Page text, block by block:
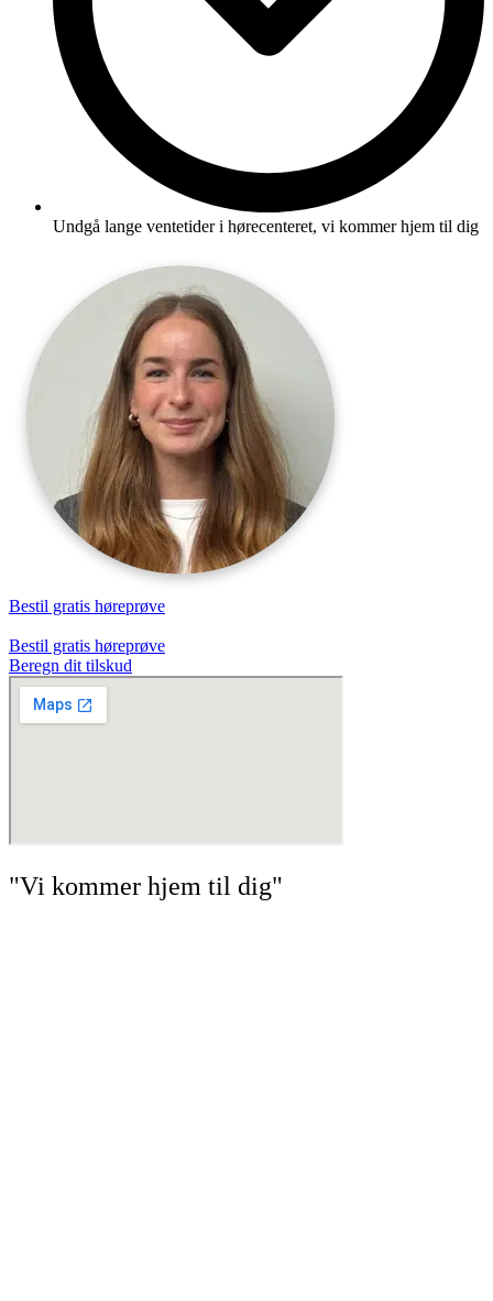
Undgå lange ventetider i hørecenteret, vi kommer hjem til dig
Bestil gratis høreprøve
Bestil gratis høreprøve
Beregn dit tilskud
"Vi kommer hjem til dig"